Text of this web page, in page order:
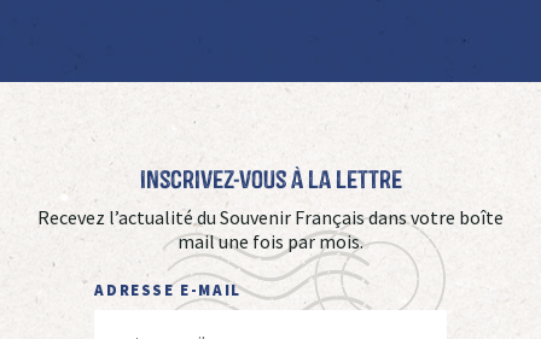
Inscrivez-vous à La Lettre
Recevez l’actualité du Souvenir Français dans votre boîte
mail une fois par mois.
ADRESSE E-MAIL